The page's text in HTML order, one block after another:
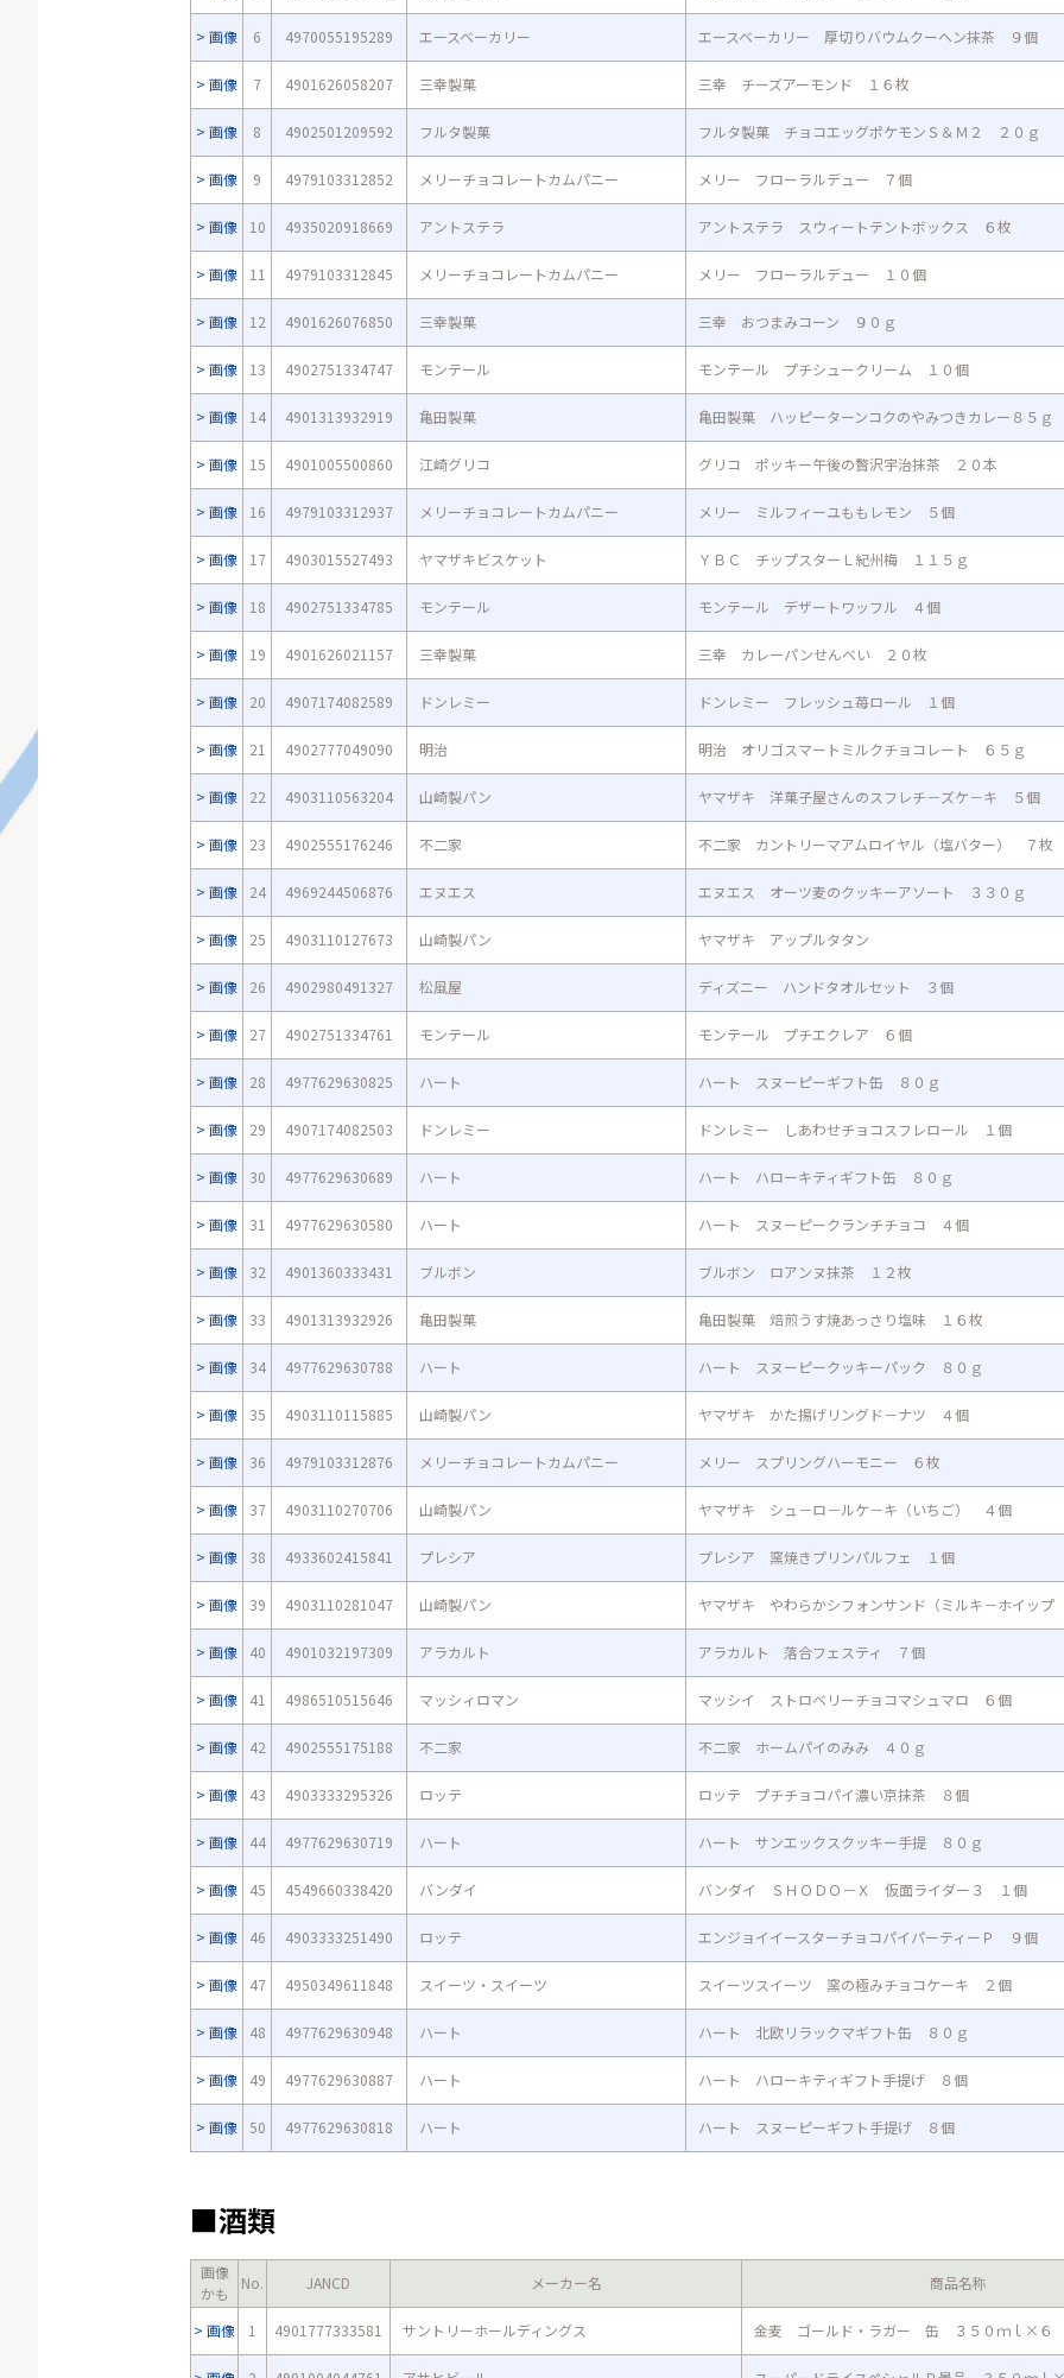
画像 6 4970055195289 エースベーカリー エースベーカリー 厚切りバウムクーヘン抹茶 ９個
画像 7 4901626058207 三幸製菓 三幸 チーズアーモンド １６枚
画像 8 4902501209592 フルタ製菓 フルタ製菓 チョコエッグポケモンＳ＆Ｍ２ ２０ｇ
画像 9 4979103312852 メリーチョコレートカムパニー メリー フローラルデュー ７個
画像 10 4935020918669 アントステラ アントステラ スウィートテントボックス ６枚
画像 11 4979103312845 メリーチョコレートカムパニー メリー フローラルデュー １０個
画像 12 4901626076850 三幸製菓 三幸 おつまみコーン ９０ｇ
画像 13 4902751334747 モンテール モンテール プチシュークリーム １０個
画像 14 4901313932919 亀田製菓 亀田製菓 ハッピーターンコクのやみつきカレー８５ｇ
画像 15 4901005500860 江崎グリコ グリコ ポッキー午後の贅沢宇治抹茶 ２０本
画像 16 4979103312937 メリーチョコレートカムパニー メリー ミルフィーユももレモン ５個
画像 17 4903015527493 ヤマザキビスケット ＹＢＣ チップスターＬ紀州梅 １１５ｇ
画像 18 4902751334785 モンテール モンテール デザートワッフル ４個
画像 19 4901626021157 三幸製菓 三幸 カレーパンせんべい ２０枚
画像 20 4907174082589 ドンレミー ドンレミー フレッシュ苺ロール １個
画像 21 4902777049090 明治 明治 オリゴスマートミルクチョコレート ６５ｇ
画像 22 4903110563204 山崎製パン ヤマザキ 洋菓子屋さんのスフレチ－ズケ－キ ５個
画像 23 4902555176246 不二家 不二家 カントリーマアムロイヤル（塩バター） ７枚
画像 24 4969244506876 エヌエス エヌエス オーツ麦のクッキーアソート ３３０ｇ
画像 25 4903110127673 山崎製パン ヤマザキ アップルタタン
画像 26 4902980491327 松風屋 ディズニー ハンドタオルセット ３個
画像 27 4902751334761 モンテール モンテール プチエクレア ６個
画像 28 4977629630825 ハート ハート スヌーピーギフト缶 ８０ｇ
画像 29 4907174082503 ドンレミー ドンレミー しあわせチョコスフレロール １個
画像 30 4977629630689 ハート ハート ハローキティギフト缶 ８０ｇ
画像 31 4977629630580 ハート ハート スヌーピークランチチョコ ４個
画像 32 4901360333431 ブルボン ブルボン ロアンヌ抹茶 １２枚
画像 33 4901313932926 亀田製菓 亀田製菓 焙煎うす焼あっさり塩味 １６枚
画像 34 4977629630788 ハート ハート スヌーピークッキーパック ８０ｇ
画像 35 4903110115885 山崎製パン ヤマザキ かた揚げリングド－ナツ ４個
画像 36 4979103312876 メリーチョコレートカムパニー メリー スプリングハーモニー ６枚
画像 37 4903110270706 山崎製パン ヤマザキ シュ－ロ－ルケ－キ（いちご） ４個
画像 38 4933602415841 プレシア プレシア 窯焼きプリンパルフェ １個
画像 39 4903110281047 山崎製パン ヤマザキ やわらかシフォンサンド（ミルキ－ホイップ
画像 40 4901032197309 アラカルト アラカルト 落合フェスティ ７個
画像 41 4986510515646 マッシィロマン マッシイ ストロベリーチョコマシュマロ ６個
画像 42 4902555175188 不二家 不二家 ホームパイのみみ ４０ｇ
画像 43 4903333295326 ロッテ ロッテ プチチョコパイ濃い京抹茶 ８個
画像 44 4977629630719 ハート ハート サンエックスクッキー手提 ８０ｇ
画像 45 4549660338420 バンダイ バンダイ ＳＨＯＤＯ－Ｘ 仮面ライダー３ １個
画像 46 4903333251490 ロッテ エンジョイイースターチョコパイパーティーＰ ９個
画像 47 4950349611848 スイーツ・スイーツ スイーツスイーツ 窯の極みチョコケーキ ２個
画像 48 4977629630948 ハート ハート 北欧リラックマギフト缶 ８０ｇ
画像 49 4977629630887 ハート ハート ハローキティギフト手提げ ８個
画像 50 4977629630818 ハート ハート スヌーピーギフト手提げ ８個
■酒類
画像
かも
No. JANCD メーカー名 商品名称
画像 1 4901777333581 サントリーホールディングス 金麦 ゴールド・ラガー 缶 ３５０ｍｌ×６